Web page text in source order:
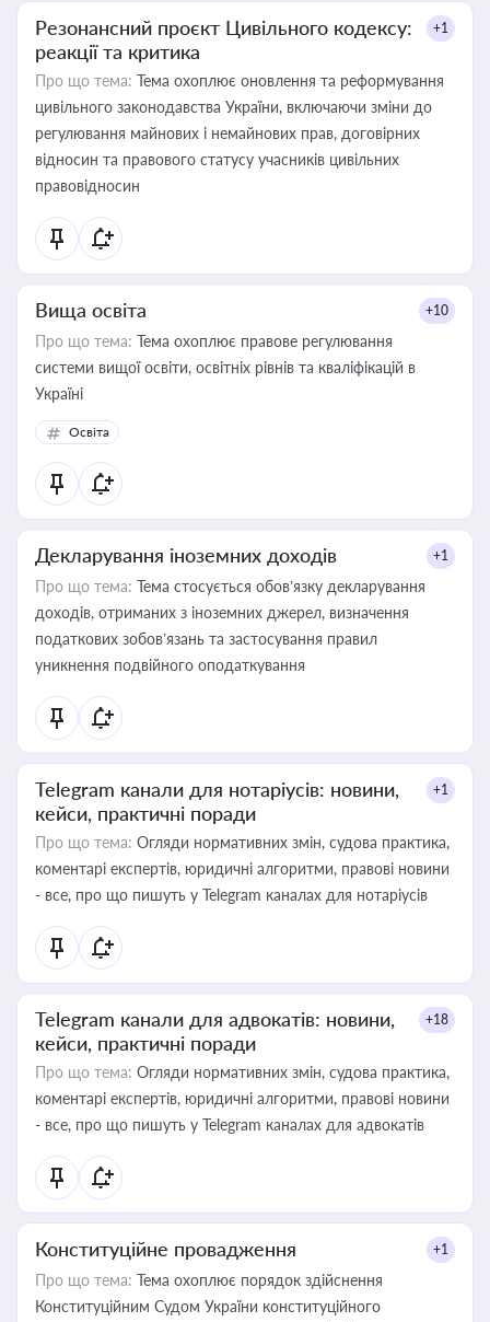
Резонансний проєкт Цивільного кодексу:
реакції та критика
+1
Про що тема: Тема охоплює оновлення та реформування
цивільного законодавства України, включаючи зміни до
регулювання майнових і немайнових прав, договірних
відносин та правового статусу учасників цивільних
правовідносин
Вища освіта +10
Про що тема: Тема охоплює правове регулювання
системи вищої освіти, освітніх рівнів та кваліфікацій в
Україні
Освіта
Декларування іноземних доходів +1
Про що тема: Тема стосується обов’язку декларування
доходів, отриманих з іноземних джерел, визначення
податкових зобов’язань та застосування правил
уникнення подвійного оподаткування
Telegram канали для нотаріусів: новини,
кейси, практичні поради
+1
Про що тема: Огляди нормативних змін, судова практика,
коментарі експертів, юридичні алгоритми, правові новини
- все, про що пишуть у Telegram каналах для нотаріусів
Telegram канали для адвокатів: новини,
кейси, практичні поради
+18
Про що тема: Огляди нормативних змін, судова практика,
коментарі експертів, юридичні алгоритми, правові новини
- все, про що пишуть у Telegram каналах для адвокатів
Конституційне провадження +1
Про що тема: Тема охоплює порядок здійснення
Конституційним Судом України конституційного